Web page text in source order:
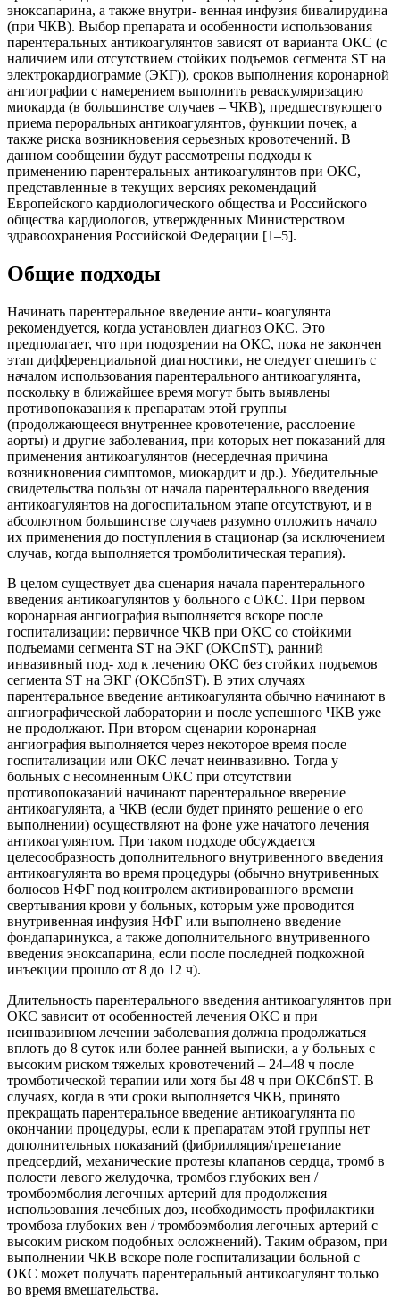
эноксапарина, а также внутри- венная инфузия бивалирудина
(при ЧКВ). Выбор препарата и особенности использования
парентеральных антикоагулянтов зависят от варианта ОКС (с
наличием или отсутствием стойких подъемов сегмента ST на
электрокардиограмме (ЭКГ)), сроков выполнения коронарной
ангиографии c намерением выполнить реваскуляризацию
миокарда (в большинстве случаев – ЧКВ), предшествующего
приема пероральных антикоагулянтов, функции почек, а
также риска возникновения серьезных кровотечений. В
данном сообщении будут рассмотрены подходы к
применению парентеральных антикоагулянтов при ОКС,
представленные в текущих версиях рекомендаций
Европейского кардиологического общества и Российского
общества кардиологов, утвержденных Министерством
здравоохранения Российской Федерации [1–5].
Общие подходы
Начинать парентеральное введение анти- коагулянта
рекомендуется, когда установлен диагноз ОКС. Это
предполагает, что при подозрении на ОКС, пока не закончен
этап дифференциальной диагностики, не следует спешить c
началом использования парентерального антикоагулянта,
поскольку в ближайшее время могут быть выявлены
противопоказания к препаратам этой группы
(продолжающееся внутреннее кровотечение, расслоение
аорты) и другие заболевания, при которых нет показаний для
применения антикоагулянтов (несердечная причина
возникновения симптомов, миокардит и др.). Убедительные
свидетельства пользы от начала парентерального введения
антикоагулянтов на догоспитальном этапе отсутствуют, и в
абсолютном большинстве случаев разумно отложить начало
их применения до поступления в стационар (за исключением
случав, когда выполняется тромболитическая терапия).
В целом существует два сценария начала парентерального
введения антикоагулянтов у больного c ОКС. При первом
коронарная ангиография выполняется вскоре после
госпитализации: первичное ЧКВ при ОКС со стойкими
подъемами сегмента ST на ЭКГ (ОКСпST), ранний
инвазивный под- ход к лечению ОКС без стойких подъемов
сегмента ST на ЭКГ (ОКСбпST). В этих случаях
парентеральное введение антикоагулянта обычно начинают в
ангиографической лаборатории и после успешного ЧКВ уже
не продолжают. При втором сценарии коронарная
ангиография выполняется через некоторое время после
госпитализации или ОКС лечат неинвазивно. Тогда у
больных c несомненным ОКС при отсутствии
противопоказаний начинают парентеральное вверение
антикоагулянта, а ЧКВ (если будет принято решение о его
выполнении) осуществляют на фоне уже начатого лечения
антикоагулянтом. При таком подходе обсуждается
целесообразность дополнительного внутривенного введения
антикоагулянта во время процедуры (обычно внутривенных
болюсов НФГ под контролем активированного времени
свертывания крови у больных, которым уже проводится
внутривенная инфузия НФГ или выполнено введение
фондапаринукса, а также дополнительного внутривенного
введения эноксапарина, если после последней подкожной
инъекции прошло от 8 до 12 ч).
Длительность парентерального введения антикоагулянтов при
ОКС зависит от особенностей лечения ОКС и при
неинвазивном лечении заболевания должна продолжаться
вплоть до 8 суток или более ранней выписки, а у больных c
высоким риском тяжелых кровотечений – 24–48 ч после
тромботической терапии или хотя бы 48 ч при ОКСбпST. В
случаях, когда в эти сроки выполняется ЧКВ, принято
прекращать парентеральное введение антикоагулянта по
окончании процедуры, если к препаратам этой группы нет
дополнительных показаний (фибрилляция/трепетание
предсердий, механические протезы клапанов сердца, тромб в
полости левого желудочка, тромбоз глубоких вен /
тромбоэмболия легочных артерий для продолжения
использования лечебных доз, необходимость профилактики
тромбоза глубоких вен / тромбоэмболия легочных артерий c
высоким риском подобных осложнений). Таким образом, при
выполнении ЧКВ вскоре поле госпитализации больной c
ОКС может получать парентеральный антикоагулянт только
во время вмешательства.